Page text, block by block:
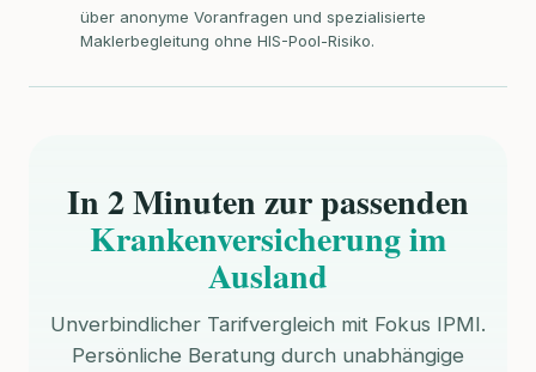
über anonyme Voranfragen und spezialisierte
Maklerbegleitung ohne HIS-Pool-Risiko.
In 2 Minuten zur passenden
Krankenversicherung im
Ausland
Unverbindlicher Tarifvergleich mit Fokus IPMI.
Persönliche Beratung durch unabhängige